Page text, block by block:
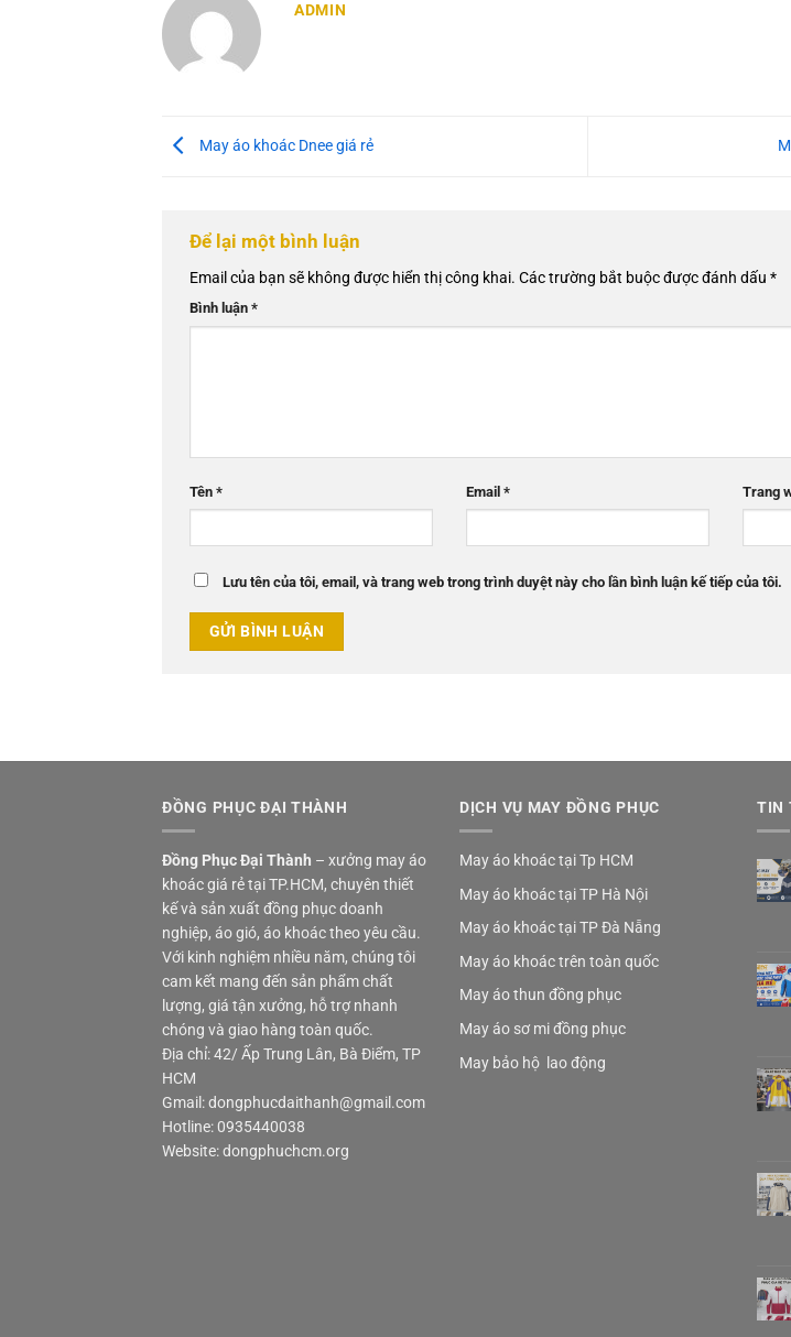
ADMIN
May áo khoác Dnee giá rẻ
Để lại một bình luận
Email của bạn sẽ không được hiển thị công khai. Các trường bắt buộc được đánh dấu *
Bình luận *
Tên * Email * Trang
Lưu tên của tôi, email, và trang web trong trình duyệt này cho lần bình luận kế tiếp của tôi.
ĐỒNG PHỤC ĐẠI THÀNH
Đồng Phục Đại Thành – xưởng may áo
khoác giá rẻ tại TP.HCM, chuyên thiết
kế và sản xuất đồng phục doanh
nghiệp, áo gió, áo khoác theo yêu cầu.
Với kinh nghiệm nhiều năm, chúng tôi
cam kết mang đến sản phẩm chất
lượng, giá tận xưởng, hỗ trợ nhanh
chóng và giao hàng toàn quốc.
Địa chỉ: 42/ Ấp Trung Lân, Bà Điểm, TP
HCM
Gmail: dongphucdaithanh@gmail.com
Hotline: 0935440038
Website: dongphuchcm.org
DỊCH VỤ MAY ĐỒNG PHỤC
May áo khoác tại Tp HCM
May áo khoác tại TP Hà Nội
May áo khoác tại TP Đà Nẵng
May áo khoác trên toàn quốc
May áo thun đồng phục
May áo sơ mi đồng phục
May bảo hộ lao động
TIN